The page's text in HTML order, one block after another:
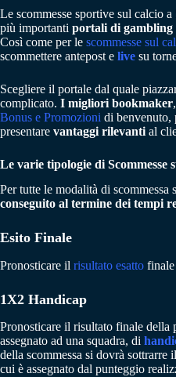
Le scommesse sportive sul calcio
più importanti portali di gambling
Così come per le scommesse sul
scommettere antepost e live su
Scegliere il portale dal quale
complicato. I migliori bookmaker
Bonus e Promozioni di benvenuto,
presentare vantaggi rilevanti al
Le varie tipologie di Scommesse
Per tutte le modalità di scommessa
conseguito al termine dei tempi
Esito Finale
Pronosticare il risultato esatto
1X2 Handicap
Pronosticare il risultato finale della
assegnato ad una squadra, di
della scommessa si dovrà sottrarre
cui è assegnato dal punteggio